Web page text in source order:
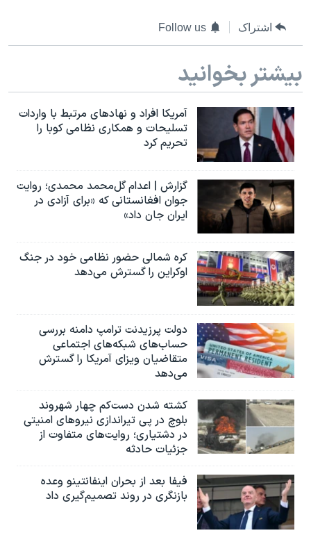
سفر پرزیدنت ترامپ به چین
اشتراک Follow us
بیشتر بخوانید
آمریکا افراد و نهادهای مرتبط با واردات
تسلیحات و همکاری نظامی کوبا را
تحریم کرد
گزارش | اعدام گل‌محمد محمدی؛ روایت
جوان افغانستانی که «برای آزادی در
ایران جان داد»
کره شمالی حضور نظامی خود در جنگ
اوکراین را گسترش می‌دهد
دولت پرزیدنت ترامپ دامنه بررسی
حساب‌های شبکه‌های اجتماعی
متقاضیان ویزای آمریکا را گسترش
می‌دهد
کشته شدن دست‌کم چهار شهروند
بلوچ در پی تیراندازی نیروهای امنیتی
در دشتیاری؛ روایت‌های متفاوت از
جزئیات حادثه
فیفا بعد از بحران اینفانتینو وعده
بازنگری در روند تصمیم‌گیری داد